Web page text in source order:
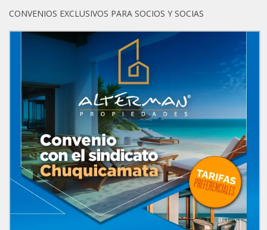
CONVENIOS EXCLUSIVOS PARA SOCIOS Y SOCIAS